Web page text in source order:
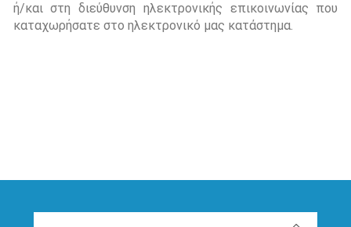
ή/και στη διεύθυνση ηλεκτρονικής επικοινωνίας που
καταχωρήσατε στο ηλεκτρονικό μας κατάστημα.